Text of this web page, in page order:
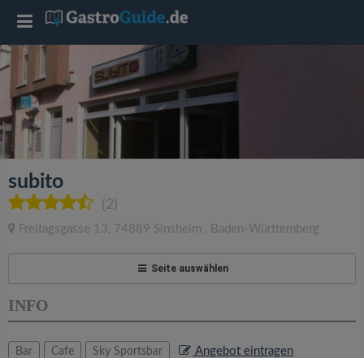
subito
(2)
Freitagsgasse 13, 74889 Sinsheim , Baden-Württemberg
Seite auswählen
INFO
Bar Cafe Sky Sportsbar Angebot eintragen
T
g
g
l
e
a